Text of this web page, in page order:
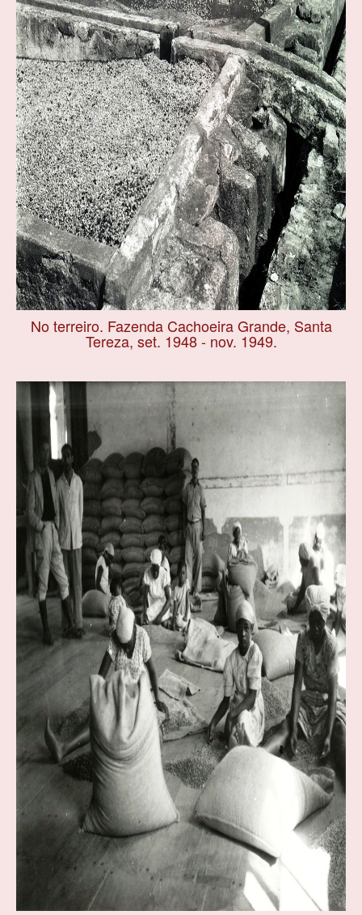
No terreiro. Fazenda Cachoeira Grande, Santa
Tereza, set. 1948 - nov. 1949.